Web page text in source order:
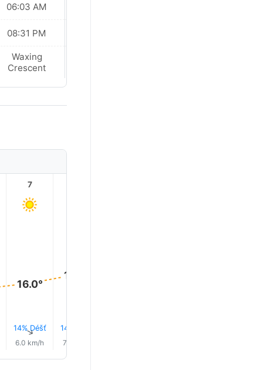
06:03 AM
08:31 PM
Waxing
Crescent
7
16.0°
14% Déšť
↑
6.0 km/h
16.0°
14% Déšť
7.0 km/h